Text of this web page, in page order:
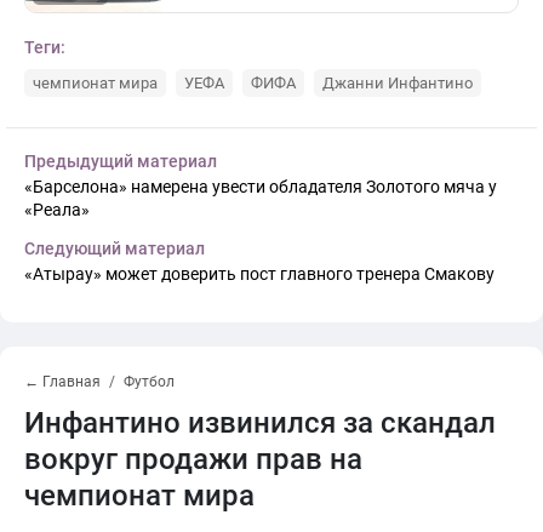
Теги:
чемпионат мира УЕФА ФИФА Джанни Инфантино
Предыдущий материал
«Барселона» намерена увести обладателя Золотого мяча у
«Реала»
Следующий материал
«Атырау» может доверить пост главного тренера Смакову
← Главная Футбол
Инфантино извинился за скандал
вокруг продажи прав на
чемпионат мира